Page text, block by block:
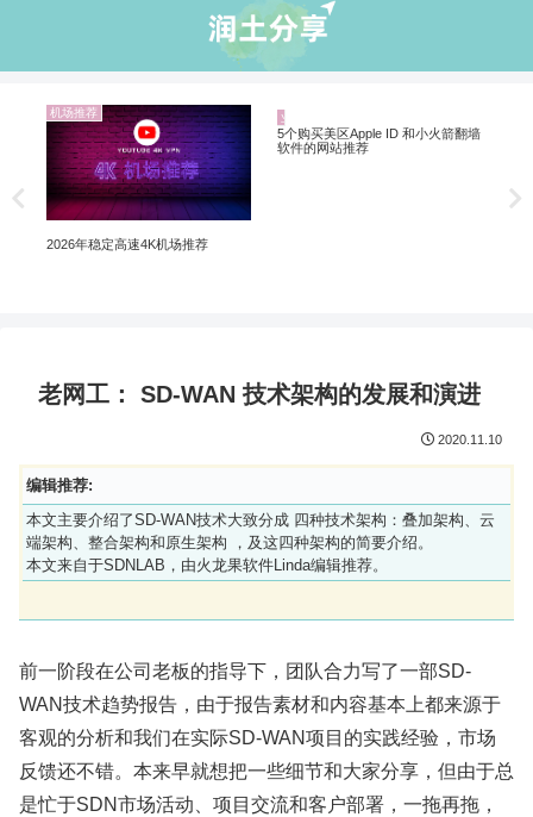
机场推荐
2026年稳定高速4K机场推荐
业界资讯
老网工： SD-WAN 技术架构的发展和演进
2020.11.10
编辑推荐:
本文主要介绍了SD-WAN技术大致分成 四种技术架构：叠加架构、云
端架构、整合架构和原生架构 ，及这四种架构的简要介绍。
本文来自于SDNLAB，由火龙果软件Linda编辑推荐。
前一阶段在公司老板的指导下，团队合力写了一部SD-
WAN技术趋势报告，由于报告素材和内容基本上都来源于
客观的分析和我们在实际SD-WAN项目的实践经验，市场
反馈还不错。本来早就想把一些细节和大家分享，但由于总
是忙于SDN市场活动、项目交流和客户部署，一拖再拖，